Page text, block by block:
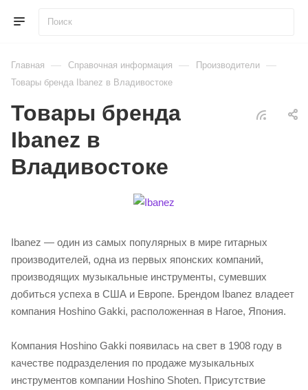
Главная — Справочная информация — Производители —
Товары бренда Ibanez в Владивостоке
Товары бренда
Ibanez в
Владивостоке
Ibanez — один из самых популярных в мире гитарных
производителей, одна из первых японских компаний,
производящих музыкальные инструменты, сумевших
добиться успеха в США и Европе. Брендом Ibanez владеет
компания Hoshino Gakki, расположенная в Нагое, Япония.
Компания Hoshino Gakki появилась на свет в 1908 году в
качестве подразделения по продаже музыкальных
инструментов компании Hoshino Shoten. Присутствие